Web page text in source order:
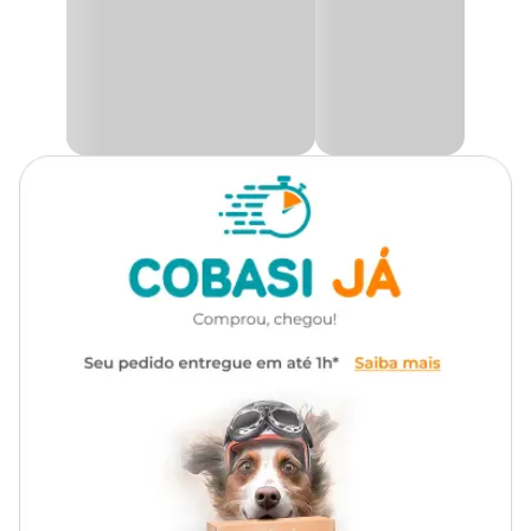
Diferencial
Produzido em poliéster de alta
qualidade, o mesmo material
utilizado em cintos de segurança.
Cachorro
Peitoral
Peitoral H
peitoral H ajustável para cachorro
possui regulagem tanto
no pescoço quanto na cintura, proporcionando melhor adaptação
ao corpo do pet. Além disso, conta com
duas opções para
, sendo uma na altura do pescoço e outra na
altura do tórax, oferecendo mais controle e versatilidade durante o
exclusivamente para cachorros e é uma excelente opção de
peitoral confortável e resistentepara a rotina diária.
Peitoral H para Cães Zee.Dog Gotham com preço
especial pelo site, app ou em uma das lojas físicas. Clientes
cadastrados no programaCompra Programada